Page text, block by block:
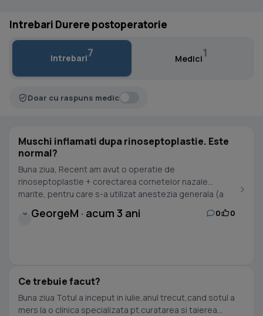
Intrebari Durere postoperatorie
Intrebari7 Medici1
Doar cu raspuns medic
Muschi inflamati dupa rinoseptoplastie. Este
normal?
Buna ziua, Recent am avut o operatie de
rinoseptoplastie + corectarea cornetelor nazale
marite, pentru care s-a utilizat anestezia generala (a
G GeorgeM · acum 3 ani 0 0
Ce trebuie facut?
Buna ziua Totul a inceput in iulie,anul trecut,cand sotul a
mers la o clinica specializata pt.curatarea si taierea